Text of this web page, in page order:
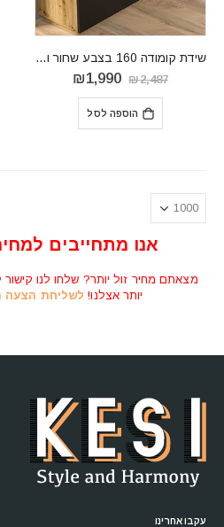
שידת קומודה 160 בצבע שחור ועץ טבעי דגם AURA 2D4S
₪2,487
המחיר
המקורי
היה:
₪2,487.
₪1,990
הוספה לסל
אנו מתחייבים
מצאתם מחיר זול יותר? שלחו לנו קישור
יותר אצלנו! לשליחת הצעה
עקבו אחרינו